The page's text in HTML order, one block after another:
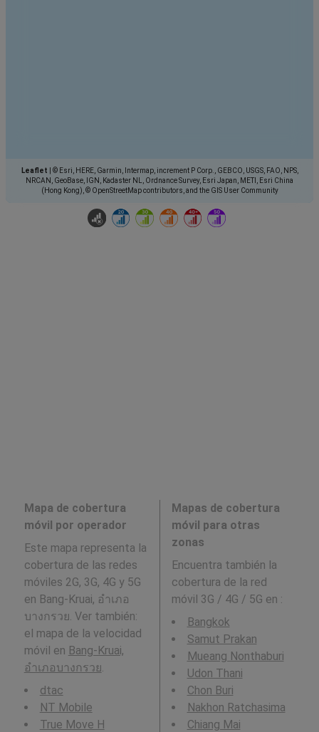
Leaflet
© Esri, HERE, Garmin, Intermap, increment P Corp., GEBCO, USGS, FAO, NPS,
NRCAN, GeoBase, IGN, Kadaster NL, Ordnance Survey, Esri Japan, METI, Esri China
(Hong Kong), © OpenStreetMap contributors, and the GIS User Community
Mapa de cobertura
móvil por operador
Este mapa representa la
cobertura de las redes
móviles 2G, 3G, 4G y 5G
en Bang-Kruai, อำเภอ
บางกรวย. Ver también:
el mapa de la velocidad
móvil en Bang-Kruai,
อำเภอบางกรวย
dtac
NT Mobile
True Move H
Mapas de cobertura
móvil para otras
zonas
Encuentra también la
cobertura de la red
móvil 3G / 4G / 5G en :
Bangkok
Samut Prakan
Mueang Nonthaburi
Udon Thani
Chon Buri
Nakhon Ratchasima
Chiang Mai